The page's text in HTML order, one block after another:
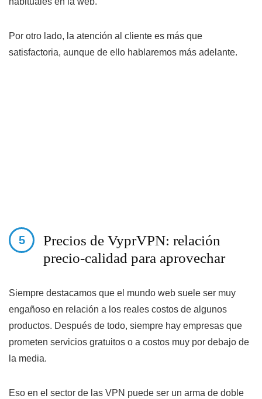
Por otro lado, la atención al cliente es más que
satisfactoria, aunque de ello hablaremos más adelante.
Precios de VyprVPN: relación
precio-calidad para aprovechar
Siempre destacamos que el mundo web suele ser muy
engañoso en relación a los reales costos de algunos
productos. Después de todo, siempre hay empresas que
prometen servicios gratuitos o a costos muy por debajo de
la media.
Eso en el sector de las VPN puede ser un arma de doble